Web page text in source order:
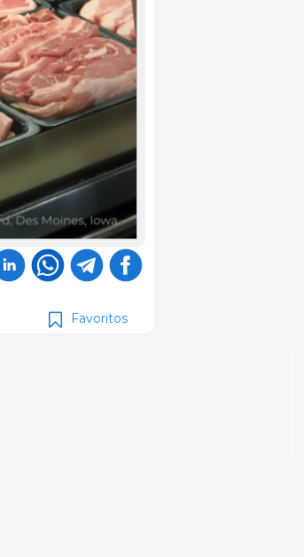
Favoritos